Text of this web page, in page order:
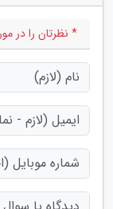
* نظرتان را در